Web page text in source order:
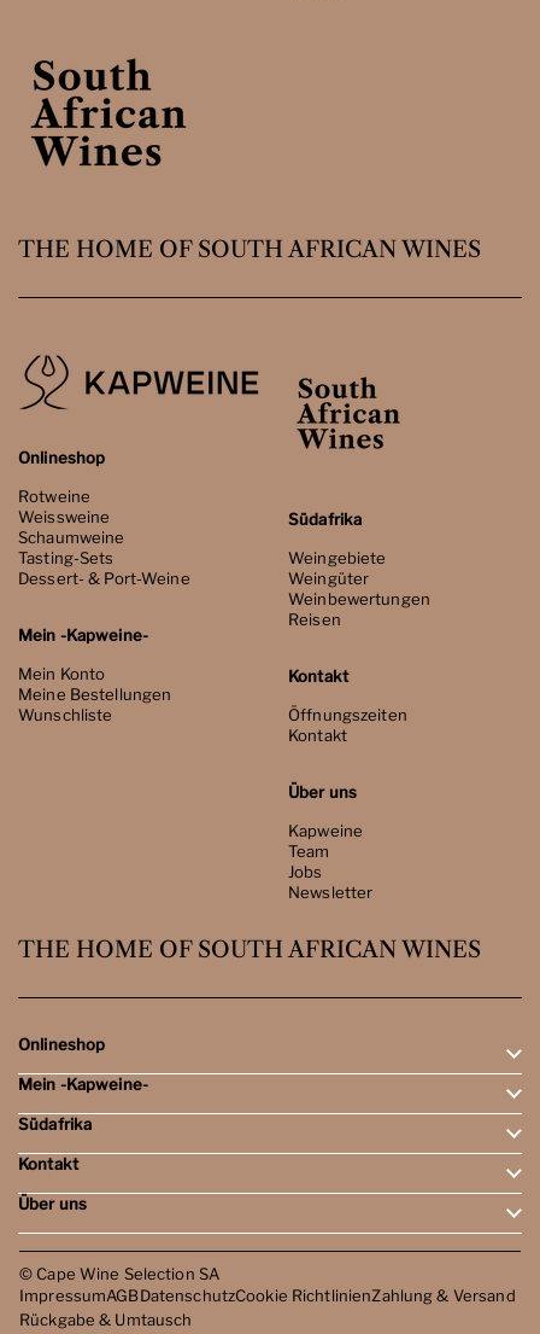
THE HOME OF SOUTH AFRICAN WINES
Onlineshop
Rotweine
Weissweine
Schaumweine
Tasting-Sets
Dessert- & Port-Weine
Mein -Kapweine-
Mein Konto
Meine Bestellungen
Wunschliste
Südafrika
Weingebiete
Weingüter
Weinbewertungen
Reisen
Kontakt
Öffnungszeiten
Kontakt
Über uns
Kapweine
Team
Jobs
Newsletter
THE HOME OF SOUTH AFRICAN WINES
Onlineshop
Rotweine
Weissweine
Schaumweine
Tasting-Sets
Dessert- & Port-Weine
Mein -Kapweine-
Mein Konto
Meine Bestellungen
Wunschliste
Südafrika
Weingebiete
Weingüter
Weinbewertungen
Reisen
Kontakt
Öffnungszeiten
Kontakt
Über uns
Kapweine
Team
Jobs
Newsletter
© Cape Wine Selection SA
ImpressumAGBDatenschutzCookie RichtlinienZahlung & Versand
Rückgabe & Umtausch